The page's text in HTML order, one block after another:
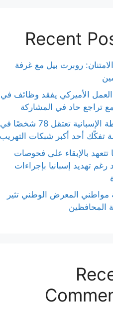
Recent
روبرت بيل مع غرفة
الأميركي يفقد وظائف في
مع تراجع حاد في المشاركة
الشرطة الإسبانية تعتقل 78 شخصًا في
تفكّك أحد أكبر شبكات التهريب
تتعهد بالإبقاء على فحوصات
رغم تهديد إسبانيا بإجراءات
مواطني المعرض الوطني تثير
المحافظين